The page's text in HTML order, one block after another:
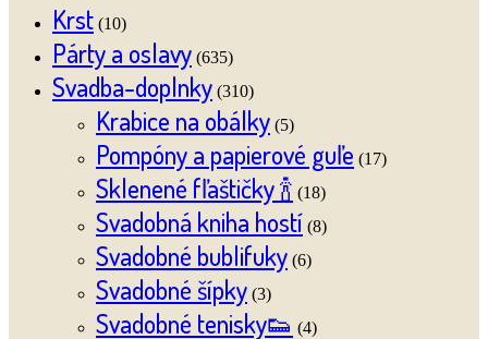
Krst (10)
Párty a oslavy (635)
Svadba-doplnky (310)
Krabice na obálky (5)
Pompóny a papierové guľe (17)
Sklenené fľaštičky 🍾 (18)
Svadobná kniha hostí (8)
Svadobné bublifuky (6)
Svadobné šípky (3)
Svadobné tenisky👟 (4)